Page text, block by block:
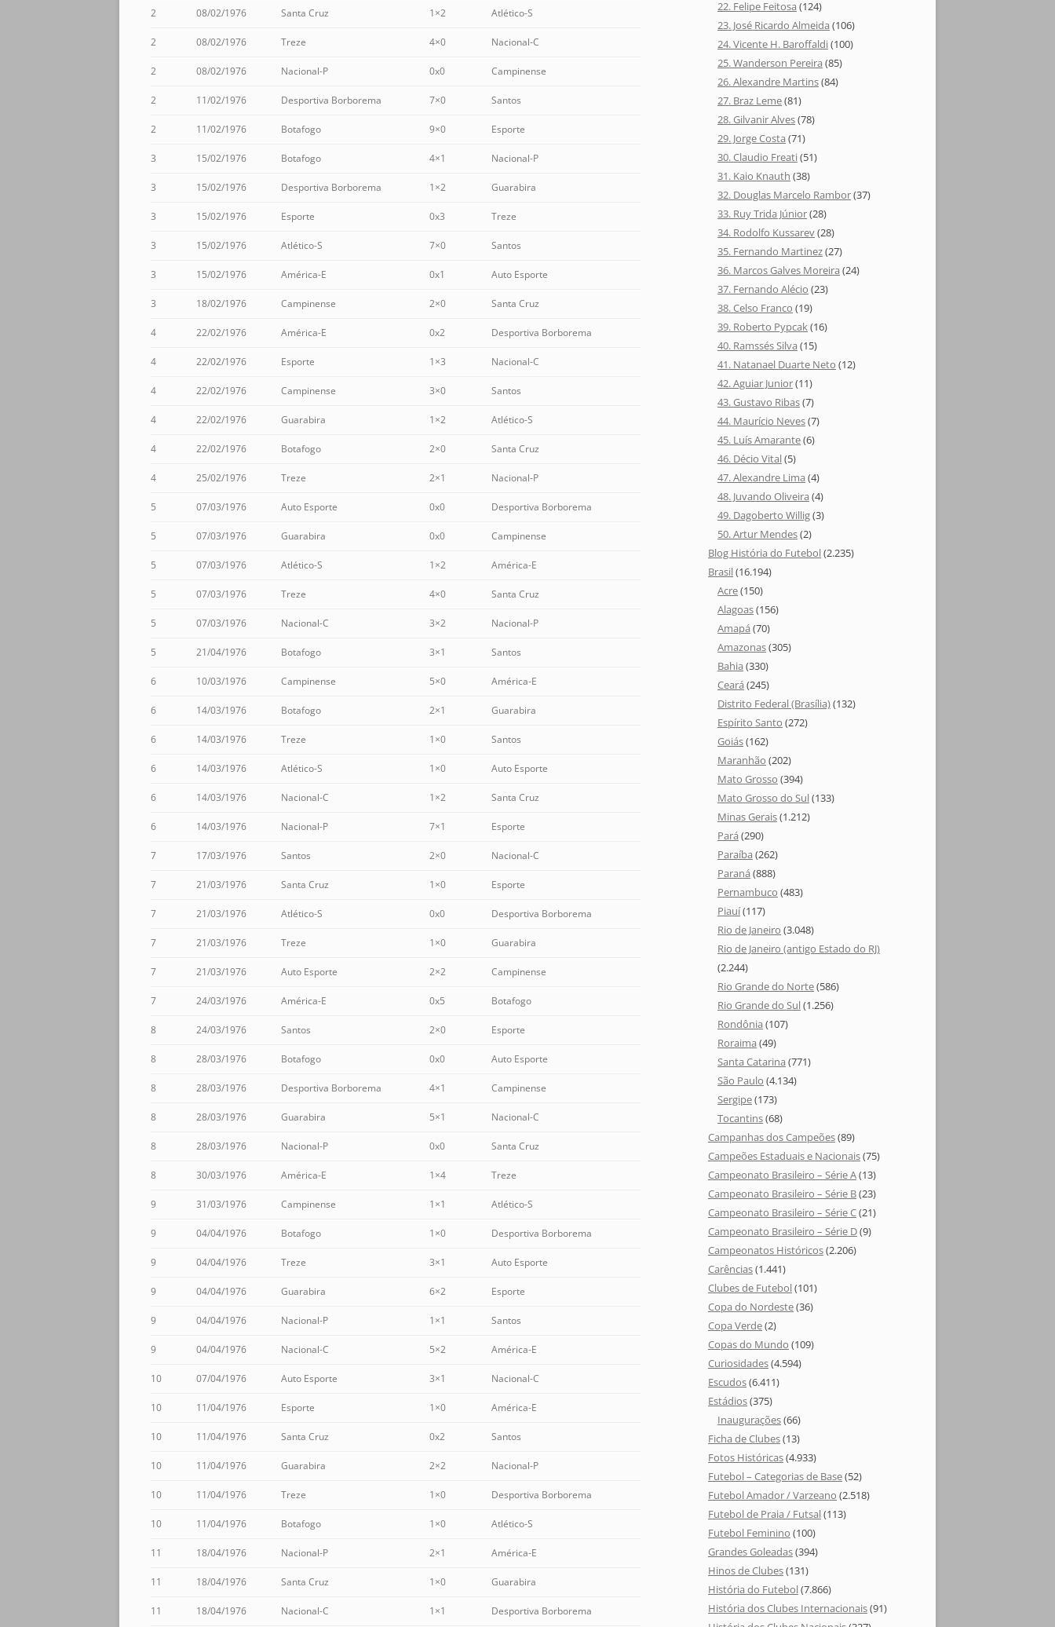
2 08/02/1976 Santa Cruz 1×2 Atlético-S
2 08/02/1976 Treze 4×0 Nacional-C
2 08/02/1976 Nacional-P 0x0 Campinense
2 11/02/1976 Desportiva Borborema 7×0 Santos
2 11/02/1976 Botafogo 9×0 Esporte
3 15/02/1976 Botafogo 4×1 Nacional-P
3 15/02/1976 Desportiva Borborema 1×2 Guarabira
3 15/02/1976 Esporte 0x3 Treze
3 15/02/1976 Atlético-S 7×0 Santos
3 15/02/1976 América-E 0x1 Auto Esporte
3 18/02/1976 Campinense 2×0 Santa Cruz
4 22/02/1976 América-E 0x2 Desportiva Borborema
4 22/02/1976 Esporte 1×3 Nacional-C
4 22/02/1976 Campinense 3×0 Santos
4 22/02/1976 Guarabira 1×2 Atlético-S
4 22/02/1976 Botafogo 2×0 Santa Cruz
4 25/02/1976 Treze 2×1 Nacional-P
5 07/03/1976 Auto Esporte 0x0 Desportiva Borborema
5 07/03/1976 Guarabira 0x0 Campinense
5 07/03/1976 Atlético-S 1×2 América-E
5 07/03/1976 Treze 4×0 Santa Cruz
5 07/03/1976 Nacional-C 3×2 Nacional-P
5 21/04/1976 Botafogo 3×1 Santos
6 10/03/1976 Campinense 5×0 América-E
6 14/03/1976 Botafogo 2×1 Guarabira
6 14/03/1976 Treze 1×0 Santos
6 14/03/1976 Atlético-S 1×0 Auto Esporte
6 14/03/1976 Nacional-C 1×2 Santa Cruz
6 14/03/1976 Nacional-P 7×1 Esporte
7 17/03/1976 Santos 2×0 Nacional-C
7 21/03/1976 Santa Cruz 1×0 Esporte
7 21/03/1976 Atlético-S 0x0 Desportiva Borborema
7 21/03/1976 Treze 1×0 Guarabira
7 21/03/1976 Auto Esporte 2×2 Campinense
7 24/03/1976 América-E 0x5 Botafogo
8 24/03/1976 Santos 2×0 Esporte
8 28/03/1976 Botafogo 0x0 Auto Esporte
8 28/03/1976 Desportiva Borborema 4×1 Campinense
8 28/03/1976 Guarabira 5×1 Nacional-C
8 28/03/1976 Nacional-P 0x0 Santa Cruz
8 30/03/1976 América-E 1×4 Treze
9 31/03/1976 Campinense 1×1 Atlético-S
9 04/04/1976 Botafogo 1×0 Desportiva Borborema
9 04/04/1976 Treze 3×1 Auto Esporte
9 04/04/1976 Guarabira 6×2 Esporte
9 04/04/1976 Nacional-P 1×1 Santos
9 04/04/1976 Nacional-C 5×2 América-E
10 07/04/1976 Auto Esporte 3×1 Nacional-C
10 11/04/1976 Esporte 1×0 América-E
10 11/04/1976 Santa Cruz 0x2 Santos
10 11/04/1976 Guarabira 2×2 Nacional-P
10 11/04/1976 Treze 1×0 Desportiva Borborema
10 11/04/1976 Botafogo 1×0 Atlético-S
11 18/04/1976 Nacional-P 2×1 América-E
11 18/04/1976 Santa Cruz 1×0 Guarabira
11 18/04/1976 Nacional-C 1×1 Desportiva Borborema
22. Felipe Feitosa (124)
23. José Ricardo Almeida (106)
24. Vicente H. Baroffaldi(100)
25. Wanderson Pereira (85)
26. Alexandre Martins(84)
27. Braz Leme(81)
28. Gilvanir Alves(78)
29. Jorge Costa (71)
30. Claudio Freati(51)
31. Kaio Knauth (38)
32. Douglas Marcelo Rambor(37)
33. Ruy Trida Júnior(28)
34. Rodolfo Kussarev(28)
35. Fernando Martinez(27)
36. Marcos Galves Moreira (24)
37. Fernando Alécio (23)
38. Celso Franco (19)
39. Roberto Pypcak(16)
40. Ramssés Silva (15)
41. Natanael Duarte Neto (12)
42. Aguiar Junior(11)
43. Gustavo Ribas(7)
44. Maurício Neves(7)
45. Luís Amarante(6)
46. Décio Vital(5)
47. Alexandre Lima (4)
48. Juvando Oliveira (4)
49. Dagoberto Willig(3)
50. Artur Mendes(2)
Blog História do Futebol(2.235)
Brasil(16.194)
Acre(150)
Alagoas(156)
Amapá (70)
Amazonas(305)
Bahia (330)
Ceará (245)
Distrito Federal (Brasília)(132)
Espírito Santo (272)
Goiás(162)
Maranhão (202)
Mato Grosso (394)
Mato Grosso do Sul(133)
Minas Gerais(1.212)
Pará (290)
Paraíba (262)
Paraná (888)
Pernambuco (483)
Piauí(117)
Rio de Janeiro (3.048)
Rio de Janeiro (antigo Estado do RJ)
(2.244)
Rio Grande do Norte(586)
Rio Grande do Sul(1.256)
Rondônia (107)
Roraima (49)
Santa Catarina (771)
São Paulo (4.134)
Sergipe(173)
Tocantins(68)
Campanhas dos Campeões(89)
Campeões Estaduais e Nacionais(75)
Campeonato Brasileiro – Série A(13)
Campeonato Brasileiro – Série B(23)
Campeonato Brasileiro – Série C(21)
Campeonato Brasileiro – Série D(9)
Campeonatos Históricos(2.206)
Carências(1.441)
Clubes de Futebol(101)
Copa do Nordeste(36)
Copa Verde(2)
Copas do Mundo (109)
Curiosidades(4.594)
Escudos(6.411)
Estádios(375)
Inaugurações(66)
Ficha de Clubes(13)
Fotos Históricas(4.933)
Futebol – Categorias de Base(52)
Futebol Amador / Varzeano (2.518)
Futebol de Praia / Futsal(113)
Futebol Feminino (100)
Grandes Goleadas(394)
Hinos de Clubes(131)
História do Futebol(7.866)
História dos Clubes Internacionais(91)